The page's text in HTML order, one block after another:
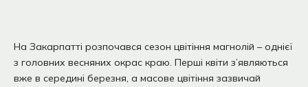
На Закарпатті розпочався сезон цвітіння магнолій – однієї
з головних весняних окрас краю. Перші квіти з’являються
вже в середині березня, а масове цвітіння зазвичай